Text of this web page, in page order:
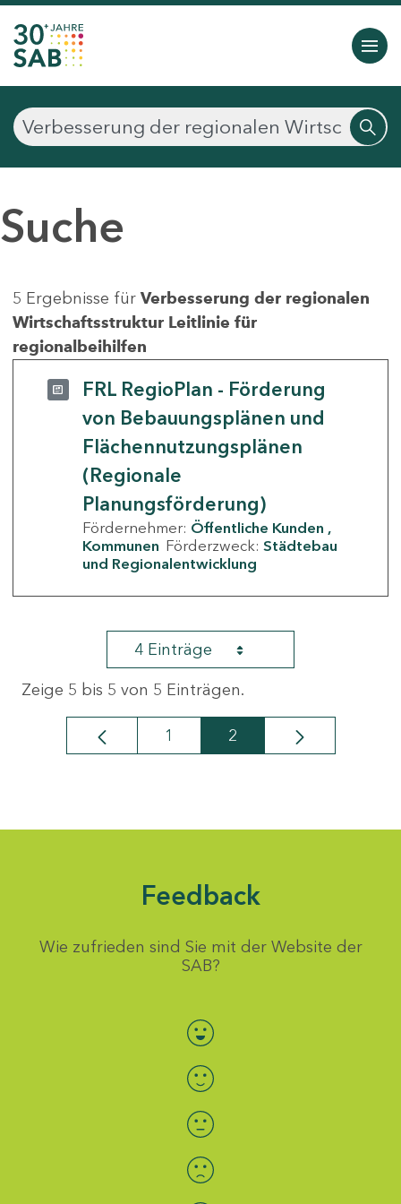
Suche
5 Ergebnisse für Verbesserung der regionalen
Wirtschaftsstruktur Leitlinie für
regionalbeihilfen
FRL RegioPlan - Förderung
von Bebauungsplänen und
Flächennutzungsplänen
(Regionale
Planungsförderung)
Fördernehmer: Öffentliche Kunden
Kommunen Förderzweck: Städtebau
und Regionalentwicklung
4 Einträge
Zeige 5 bis 5 von 5 Einträgen.
Seite
1 Seite
2
Feedback
Wie zufrieden sind Sie mit der Website der
SAB?
Bewertung auswählen